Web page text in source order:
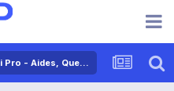
Sony Ericsson Xperia X10 Mini / Mini Pro - Aides, Questions & Réponses